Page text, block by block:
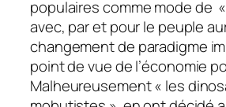
populaires comme mode de
avec, par et pour le peuple
changement de paradigme
point de vue de l’économie
Malheureusement « les